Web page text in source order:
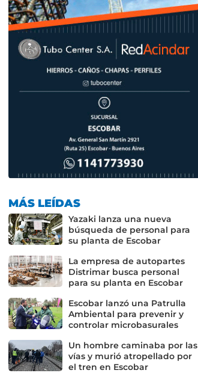
MÁS LEÍDAS
Yazaki lanza una nueva
búsqueda de personal para
su planta de Escobar
La empresa de autopartes
Distrimar busca personal
para su planta en Escobar
Escobar lanzó una Patrulla
Ambiental para prevenir y
controlar microbasurales
Un hombre caminaba por las
vías y murió atropellado por
el tren en Escobar